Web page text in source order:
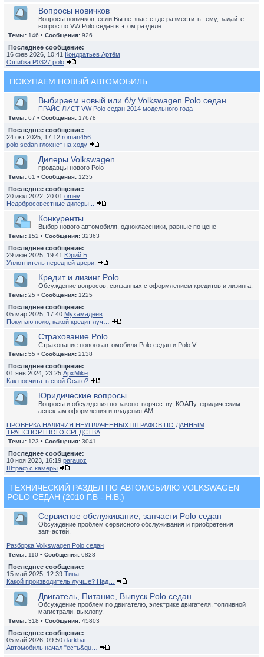
Вопросы новичков
Вопросы новичков, если Вы не знаете где разместить тему, задайте
вопрос по VW Polo седан в этом разделе.
Темы: 146 • Сообщения: 926
Последнее сообщение:
16 фев 2026, 10:41 Кондратьев Артём
Ошибка P0327 polo
ПОКУПАЕМ НОВЫЙ АВТОМОБИЛЬ
Выбираем новый или б/у Volkswagen Polo седан
ПРАЙС ЛИСТ VW Polo седан 2014 модельного года
Темы: 67 • Сообщения: 17678
Последнее сообщение:
24 окт 2025, 17:12 roman456
polo sedan глохнет на ходу
Дилеры Volkswagen
продавцы нового Polo
Темы: 61 • Сообщения: 1235
Последнее сообщение:
20 июл 2022, 20:01 omev
Недобросовестные дилеры...
Конкуренты
Выбор нового автомобиля, одноклассники, равные по цене
Темы: 152 • Сообщения: 32363
Последнее сообщение:
29 июн 2025, 19:41 Юрий Б
Уплотнитель передней двери.
Кредит и лизинг Polo
Обсуждение вопросов, связанных с оформлением кредитов и лизинга.
Темы: 25 • Сообщения: 1225
Последнее сообщение:
05 мар 2025, 17:40 Мухамадеев
Покупаю поло, какой кредит луч…
Страхование Polo
Страхование нового автомобиля Polo седан и Polo V.
Темы: 55 • Сообщения: 2138
Последнее сообщение:
01 янв 2024, 23:25 ApxMike
Как посчитать свой Осаго?
Юридические вопросы
Вопросы и обсуждения по законотворчеству, КОАПу, юридическим
аспектам оформления и владения АМ.
ПРОВЕРКА НАЛИЧИЯ НЕУПЛАЧЕННЫХ ШТРАФОВ ПО ДАННЫМ
ТРАНСПОРТНОГО СРЕДСТВА
Темы: 123 • Сообщения: 3041
Последнее сообщение:
10 ноя 2023, 16:19 parauoz
Штраф с камеры
ТЕХНИЧЕСКИЙ РАЗДЕЛ ПО АВТОМОБИЛЮ VOLKSWAGEN
POLO СЕДАН (2010 Г.В - Н.В.)
Сервисное обслуживание, запчасти Polo седан
Обсуждение проблем сервисного обслуживания и приобретения
запчастей.
Разборка Volkswagen Polo седан
Темы: 110 • Сообщения: 6828
Последнее сообщение:
15 май 2025, 12:39 Тина
Какой производитель лучше? Над…
Двигатель, Питание, Выпуск Polo седан
Обсуждение проблем по двигателю, электрике двигателя, топливной
магистрали, выхлопу.
Темы: 318 • Сообщения: 45803
Последнее сообщение:
05 май 2026, 09:50 darkbai
Автомобиль начал "есть&qu…